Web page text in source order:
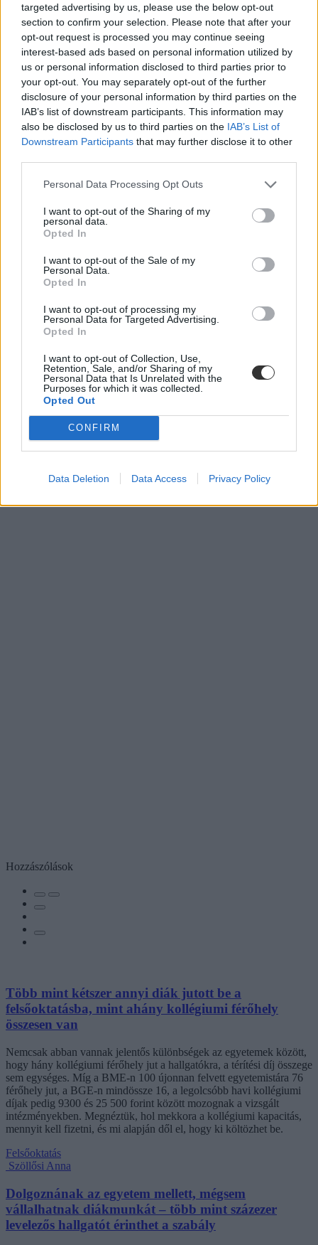
targeted advertising by us, please use the below opt-out
section to confirm your selection. Please note that after your
opt-out request is processed you may continue seeing
interest-based ads based on personal information utilized by
us or personal information disclosed to third parties prior to
your opt-out. You may separately opt-out of the further
disclosure of your personal information by third parties on the
IAB’s list of downstream participants. This information may
also be disclosed by us to third parties on the IAB’s List of
Downstream Participants that may further disclose it to other
Personal Data Processing Opt Outs
I want to opt-out of the Sharing of my
personal data.
Opted In
I want to opt-out of the Sale of my
Personal Data.
Opted In
I want to opt-out of processing my
Personal Data for Targeted Advertising.
Opted In
I want to opt-out of Collection, Use,
Retention, Sale, and/or Sharing of my
Personal Data that Is Unrelated with the
Purposes for which it was collected.
Opted Out
CONFIRM
Data Deletion Data Access Privacy Policy
nyelvoktatás
nyelvoktató képzés
nyelvvizsga-bizonyítvány
Hozzászólások
Több mint kétszer annyi diák jutott be a
felsőoktatásba, mint ahány kollégiumi férőhely
összesen van
Nemcsak abban vannak jelentős különbségek az egyetemek között,
hogy hány kollégiumi férőhely jut a hallgatókra, a térítési díj összege
sem egységes. Míg a BME-n 100 újonnan felvett egyetemistára 76
férőhely jut, a BGE-n mindössze 16, a legolcsóbb havi kollégiumi
díjak pedig 9300 és 25 500 forint között mozognak a vizsgált
intézményekben. Megnéztük, hol mekkora a kollégiumi kapacitás,
mennyit kell fizetni, és mi alapján dől el, hogy ki költözhet be.
Felsőoktatás
Szöllősi Anna
Dolgoznának az egyetem mellett, mégsem
vállalhatnak diákmunkát – több mint százezer
levelezős hallgatót érinthet a szabály